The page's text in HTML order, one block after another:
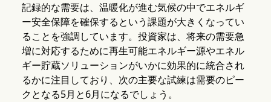
記録的な需要は、温暖化が進む気候の中でエネルギ
ー安全保障を確保するという課題が大きくなってい
ることを強調しています。投資家は、将来の需要急
増に対応するために再生可能エネルギー源やエネル
ギー貯蔵ソリューションがいかに効果的に統合され
るかに注目しており、次の主要な試練は需要のピー
クとなる5月と6月になるでしょう。